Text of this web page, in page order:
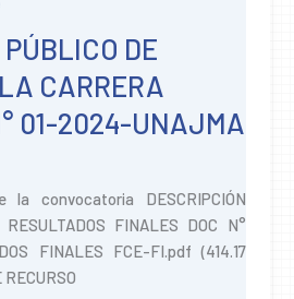
DE
CARRERA
01-2024-UNAJMA
convocatoria DESCRIPCIÓN
RESULTADOS FINALES DOC N°
FINALES FCE-FI.pdf (414.17